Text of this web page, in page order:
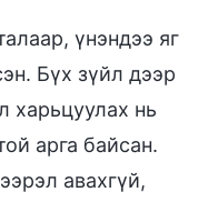
үнэндээ яг
Бүх зүйл дээр
харьцуулах нь
арга байсан.
авахгүй,